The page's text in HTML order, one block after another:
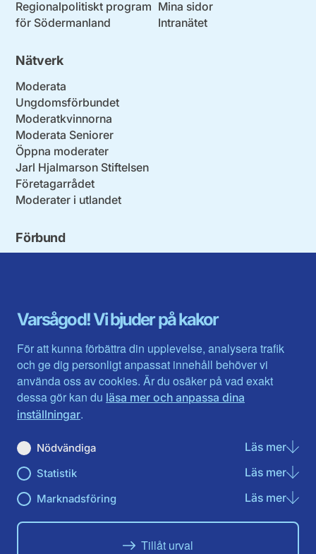
Varsågod! Vi bjuder på kakor
För att kunna förbättra din upplevelse, analysera trafik
och ge dig personligt anpassat innehåll behöver vi
använda oss av cookies. Är du osäker på vad exakt
dessa gör kan du läsa mer och anpassa dina
inställningar.
Nödvändiga Läs merom
Statistik Läs merom
Marknadsföring Läs merom
Tillåt urval
Regionalpolitiskt program
för Södermanland
Mina sidor
Intranätet
Nätverk
Moderata
Ungdomsförbundet
Moderatkvinnorna
Moderata Seniorer
Öppna moderater
Jarl Hjalmarson Stiftelsen
Företagarrådet
Moderater i utlandet
Förbund
Gävleborg
Halland
Jämtlands län
Jönköpings län
Kalmar län
Kronobergs län
Norrbotten
Skåne län
Värmlands län
Västerbotten
Västra Götaland
Västernorrland
Västmanland
Örebro län
Östergötland
Du hittar oss här på sociala medier
Facebook
Instagram